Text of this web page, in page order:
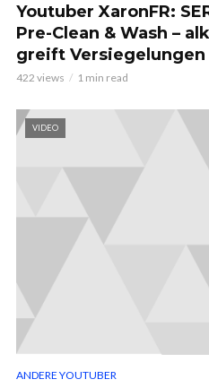
Youtuber XaronFR:
Pre-Clean & Wash –
greift Versiegelungen
422 views 1 min read
VIDEO
ANDERE YOUTUBER